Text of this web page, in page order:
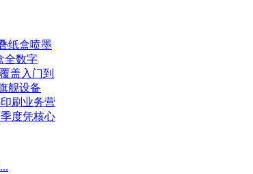
纸盒喷墨
全数字
盖入门到
舰设备
刷业务营
度凭核心